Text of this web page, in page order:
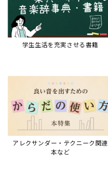
学生生活を充実させる書籍
アレクサンダー・テクニーク関連
本など